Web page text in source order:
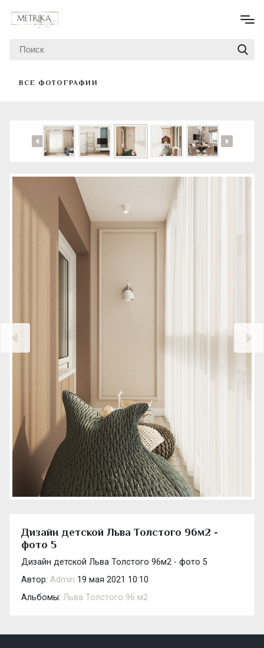
ВСЕ ФОТОГРАФИИ
Дизайн детской Льва Толстого 96м2 -
фото 5
Дизайн детской Льва Толстого 96м2 - фото 5
Автор: Admin 19 мая 2021 10:10
Альбомы: Льва Толстого 96 м2